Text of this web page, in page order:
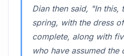
Dian then said, "In this,
spring, with the dress
complete, along with
who have assumed the